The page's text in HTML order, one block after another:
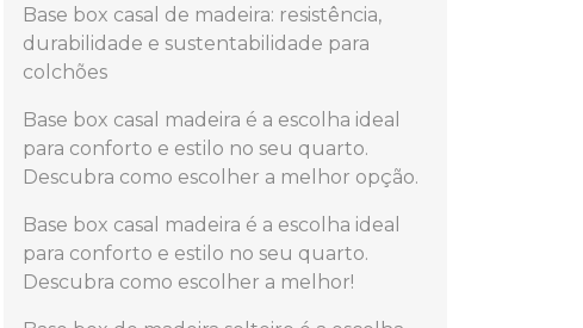
Base box casal de madeira: resistência,
durabilidade e sustentabilidade para
colchões
Base box casal madeira é a escolha ideal
para conforto e estilo no seu quarto.
Descubra como escolher a melhor opção.
Base box casal madeira é a escolha ideal
para conforto e estilo no seu quarto.
Descubra como escolher a melhor!